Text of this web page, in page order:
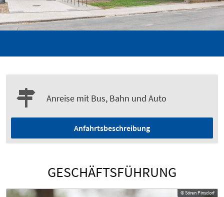
Anreise mit Bus, Bahn und Auto
Anfahrtsbeschreibung
GESCHÄFTSFÜHRUNG
© Sören Pinsdorf